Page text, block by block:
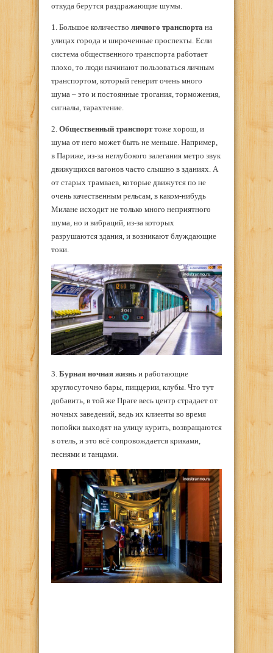
откуда берутся раздражающие шумы.
1. Большое количество личного транспорта на
улицах города и широченные проспекты. Если
система общественного транспорта работает
плохо, то люди начинают пользоваться личным
транспортом, который генерит очень много
шума – это и постоянные трогания, торможения,
сигналы, тарахтение.
2. Общественный транспорттоже хорош, и
шума от него может быть не меньше. Например,
в Париже, из-за неглубокого залегания метро звук
движущихся вагонов часто слышно в зданиях. А
от старых трамваев, которые движутся по не
очень качественным рельсам, в каком-нибудь
Милане исходит не только много неприятного
шума, но и вибраций, из-за которых
разрушаются здания, и возникают блуждающие
токи.
3. Бурная ночная жизнь и работающие
круглосуточно бары, пиццерии, клубы. Что тут
добавить, в той же Праге весь центр страдает от
ночных заведений, ведь их клиенты во время
попойки выходят на улицу курить, возвращаются
в отель, и это всё сопровождается криками,
песнями и танцами.